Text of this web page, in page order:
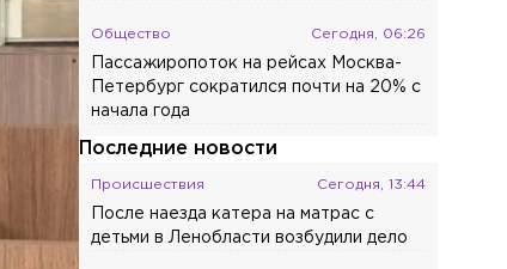
Общество Сегодня, 06:26
Пассажиропоток на рейсах Москва-
Петербург сократился почти на 20% с
начала года
Последние новости
Происшествия Сегодня, 13:44
После наезда катера на матрас с
детьми в Ленобласти возбудили дело